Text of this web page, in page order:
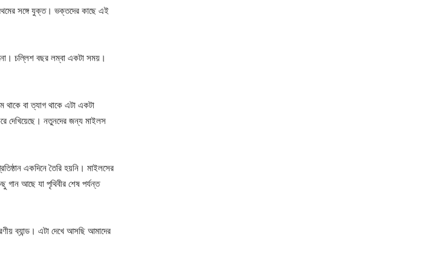
সঙ্গে যুক্ত। ভক্তদের কাছে এই
চল্লিশ বছর লম্বা একটা সময়।
থাকে বা ত্যাগ থাকে এটা একটা
দেখিয়েছে। নতুনদের জন্য মাইলস
একদিনে তৈরি হয়নি। মাইলসের
গান আছে যা পৃথিবীর শেষ পর্যন্ত
ব্যান্ড। এটা দেখে আসছি আমাদের